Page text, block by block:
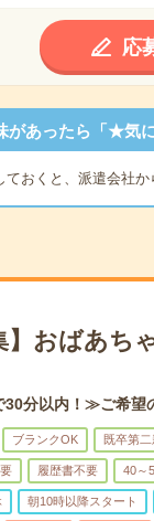
応
があったら「★気
ておくと、派遣会社か
】おばあち
分以内！≫ご希望
ブランクOK 既卒第
履歴書不要 40～
朝10時以降スタート